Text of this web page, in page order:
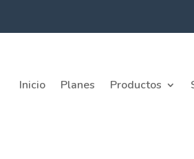
Inicio Planes Productos